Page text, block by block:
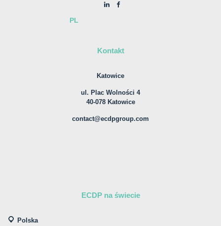
PL
Kontakt
Katowice
ul. Plac Wolności 4
40-078 Katowice
contact@ecdpgroup.com
ECDP na świecie
Polska